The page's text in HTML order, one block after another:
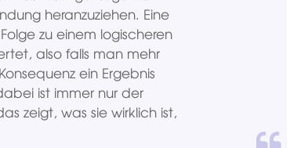
heranzuziehen. Eine
zu einem logischeren
also falls man mehr
ein Ergebnis
ist immer nur der
zeigt, was sie wirklich ist,